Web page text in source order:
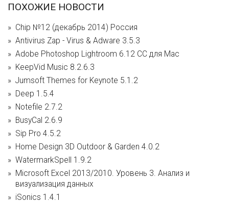
ПОХОЖИЕ НОВОСТИ
Chip №12 (декабрь 2014) Россия
Antivirus Zap - Virus & Adware 3.5.3
Adobe Photoshop Lightroom 6.12 CC для Mac
KeepVid Music 8.2.6.3
Jumsoft Themes for Keynote 5.1.2
Deep 1.5.4
Notefile 2.7.2
BusyCal 2.6.9
Sip Pro 4.5.2
Home Design 3D Outdoor & Garden 4.0.2
WatermarkSpell 1.9.2
Microsoft Excel 2013/2010. Уровень 3. Анализ и
визуализация данных
iSonics 1.4.1